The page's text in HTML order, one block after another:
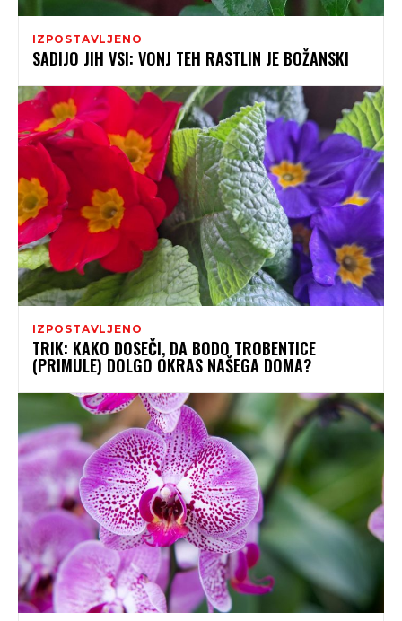
IZPOSTAVLJENO
SADIJO JIH VSI: VONJ TEH RASTLIN JE BOŽANSKI
IZPOSTAVLJENO
TRIK: KAKO DOSEČI, DA BODO TROBENTICE
(PRIMULE) DOLGO OKRAS NAŠEGA DOMA?